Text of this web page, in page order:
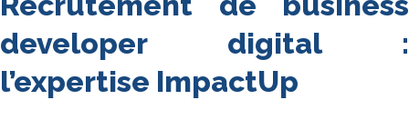
developer digital :
l’expertise ImpactUp